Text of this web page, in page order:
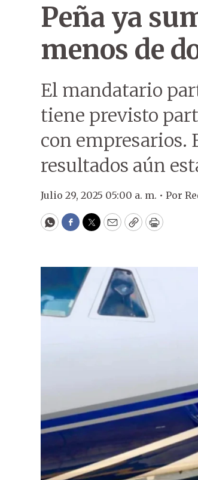
Peña ya
menos de
El mandatario
tiene previsto
con empresarios.
resultados aún
Julio 29, 2025 05:00 a. m. • Por
WhatsApp
Facebook
Twitter
EmailCopyPrint